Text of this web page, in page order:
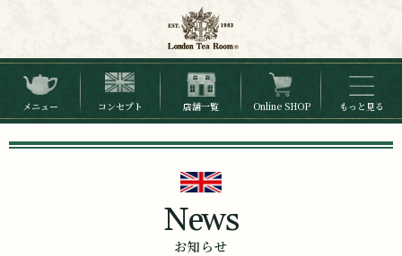
メニュー コンセプト 店舗一覧 Online SHOP もっと見る
News
お知らせ